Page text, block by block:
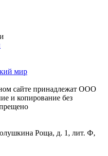
сайте принадлежат ООО
и копирование без
Роща, д. 1, лит. Ф,